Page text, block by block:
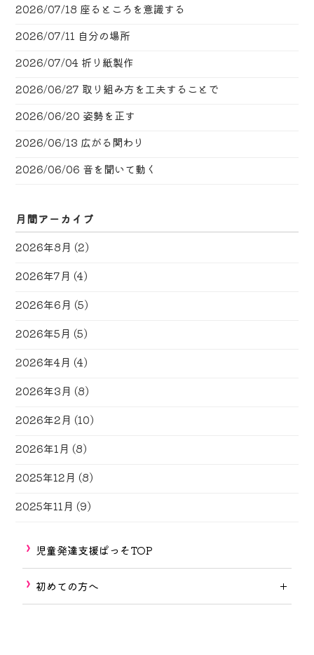
2026/07/18 座るところを意識する
2026/07/11 自分の場所
2026/07/04 折り紙製作
2026/06/27 取り組み方を工夫することで
2026/06/20 姿勢を正す
2026/06/13 広がる関わり
2026/06/06 音を聞いて動く
月間アーカイブ
2026年8月 (2)
2026年7月 (4)
2026年6月 (5)
2026年5月 (5)
2026年4月 (4)
2026年3月 (8)
2026年2月 (10)
2026年1月 (8)
2025年12月 (8)
2025年11月 (9)
児童発達支援ぱっそTOP
初めての方へ